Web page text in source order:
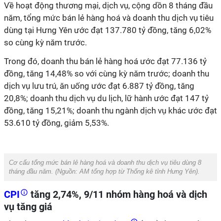
Về hoạt động thương mại, dịch vụ, cộng dồn 8 tháng đầu
năm, tổng mức bán lẻ hàng hoá và doanh thu dịch vụ tiêu
dùng tại Hưng Yên ước đạt 137.780 tỷ đồng, tăng 6,02%
so cùng kỳ năm trước.
Trong đó, doanh thu bán lẻ hàng hoá ước đạt 77.136 tỷ
đồng, tăng 14,48% so với cùng kỳ năm trước; doanh thu
dịch vụ lưu trú, ăn uống ước đạt 6.887 tỷ đồng, tăng
20,8%; doanh thu dịch vụ du lịch, lữ hành ước đạt 147 tỷ
đồng, tăng 15,21%; doanh thu ngành dịch vụ khác ước đạt
53.610 tỷ đồng, giảm 5,53%.
Cơ cấu tổng mức bán lẻ hàng hoá và doanh thu dịch vụ tiêu dùng 8
tháng đầu năm. (Nguồn:AM tổng hợp từ Thống kê tỉnh Hưng Yên).
CPI
tăng 2,74%, 9/11 nhóm hàng hoá và dịch
vụ tăng giá